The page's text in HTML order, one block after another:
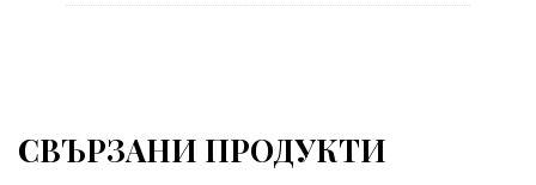
СВЪРЗАНИ ПРОДУКТИ